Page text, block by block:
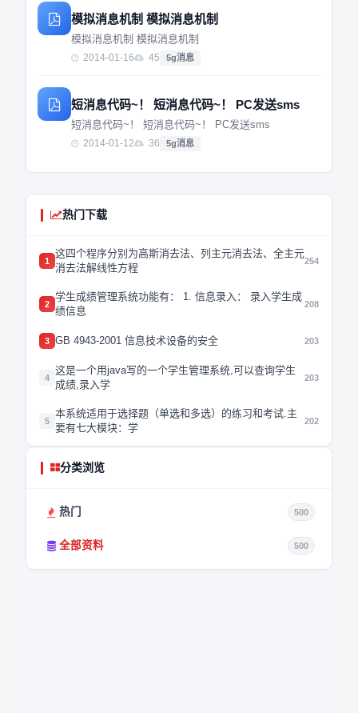
模拟消息机制 模拟消息机制
模拟消息机制 模拟消息机制
2014-01-16 45 5g消息
短消息代码~！ 短消息代码~！ PC发送sms
短消息代码~！ 短消息代码~！ PC发送sms
2014-01-12 36 5g消息
热门下载
1
这四个程序分别为高斯消去法、列主元消去法、全主元
消去法解线性方程
254
2
学生成绩管理系统功能有： 1. 信息录入： 录入学生成
绩信息
208
3 GB 4943-2001 信息技术设备的安全 203
4
这是一个用java写的一个学生管理系统,可以查询学生
成绩,录入学
203
5
本系统适用于选择题（单选和多选）的练习和考试.主
要有七大模块：学
202
分类浏览
热门 500
全部资料 500